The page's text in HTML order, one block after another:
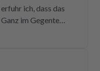
ich, dass das
im Gegenteil.